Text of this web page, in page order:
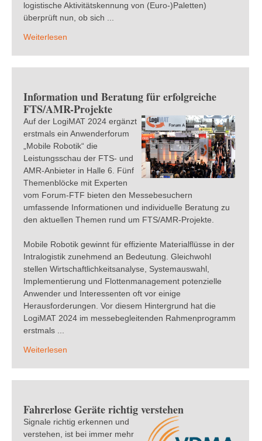
logistische Aktivitätskennung von (Euro-)Paletten)
überprüft nun, ob sich ...
Weiterlesen
Information und Beratung für erfolgreiche
FTS/AMR-Projekte
Auf der LogiMAT 2024 ergänzt
erstmals ein Anwenderforum
„Mobile Robotik“ die
Leistungsschau der FTS- und
AMR-Anbieter in Halle 6. Fünf
Themenblöcke mit Experten
vom Forum-FTF bieten den Messebesuchern
umfassende Informationen und individuelle Beratung zu
den aktuellen Themen rund um FTS/AMR-Projekte.
Mobile Robotik gewinnt für effiziente Materialflüsse in der
Intralogistik zunehmend an Bedeutung. Gleichwohl
stellen Wirtschaftlichkeitsanalyse, Systemauswahl,
Implementierung und Flottenmanagement potenzielle
Anwender und Interessenten oft vor einige
Herausforderungen. Vor diesem Hintergrund hat die
LogiMAT 2024 im messebegleitenden Rahmenprogramm
erstmals ...
Weiterlesen
Fahrerlose Geräte richtig verstehen
Signale richtig erkennen und
verstehen, ist bei immer mehr